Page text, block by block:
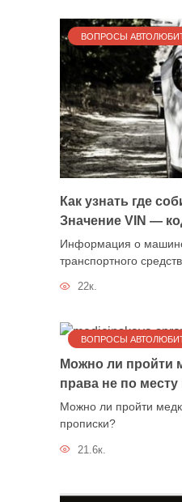
ВОПРОСЫ
Как узнать где
Значение VIN —
Информация о
транспортного
22к.
ВОПРОСЫ
Можно ли пройти
права не по месту
Можно ли пройти
прописки?
21.6к.